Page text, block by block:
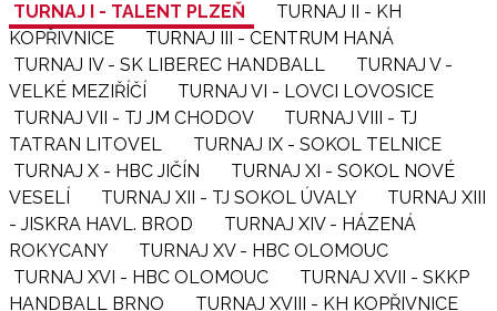
TURNAJ I - TALENT PLZEŇ
TURNAJ II - KH
KOPŘIVNICE
TURNAJ III - CENTRUM HANÁ
TURNAJ IV - SK LIBEREC HANDBALL
TURNAJ V -
VELKÉ MEZIŘÍČÍ
TURNAJ VI - LOVCI LOVOSICE
TURNAJ VII - TJ JM CHODOV
TURNAJ VIII - TJ
TATRAN LITOVEL
TURNAJ IX - SOKOL TELNICE
TURNAJ X - HBC JIČÍN
TURNAJ XI - SOKOL NOVÉ
VESELÍ
TURNAJ XII - TJ SOKOL ÚVALY
TURNAJ XIII
- JISKRA HAVL. BROD
TURNAJ XIV - HÁZENÁ
ROKYCANY
TURNAJ XV - HBC OLOMOUC
TURNAJ XVI - HBC OLOMOUC
TURNAJ XVII - SKKP
HANDBALL BRNO
TURNAJ XVIII - KH KOPŘIVNICE